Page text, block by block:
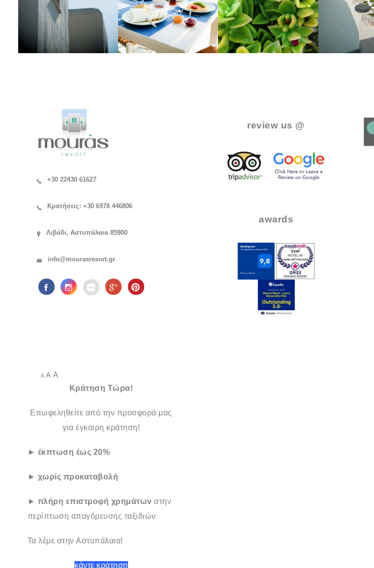
+30 22430 61627
Κρατήσεις: +30 6978 446806
Λιβάδι, Αστυπάλαια 85900
info@mourasresort.gr
review us @
awards
A A A
Κράτηση Τώρα!
Επωφεληθείτε από την προσφορά μας
για έγκαιρη κράτηση!
► έκπτωση έως 20%
► χωρίς προκαταβολή
► πλήρη επιστροφή χρημάτων στην
περίπτωση απαγόρευσης ταξιδιών
Τα λέμε στην Αστυπάλαια!
κάντε κράτηση